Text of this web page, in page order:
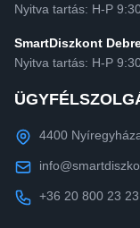
Nyitva tartás: H-P
SmartDiszkont
Nyitva tartás: H-P
4400
+36 20 800 23 23